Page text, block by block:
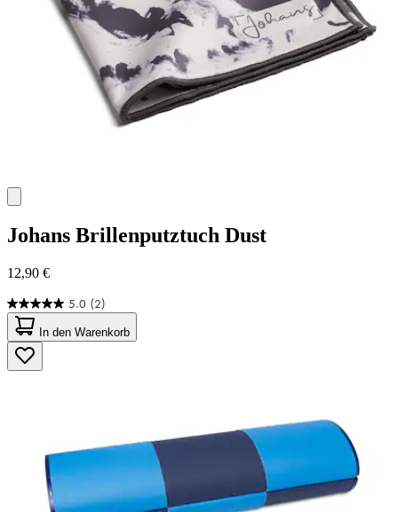
Johans Brillenputztuch Dust
12,90 €
5.0 (2)
5.0
von
5
Sternen.
2
In den Warenkorb